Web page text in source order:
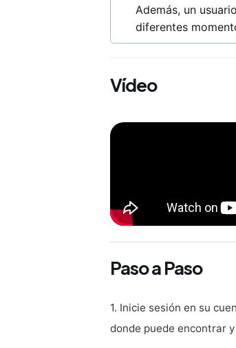
Además, un
diferentes
Vídeo
Paso a Paso
1. Inicie sesión en su
donde puede encontrar